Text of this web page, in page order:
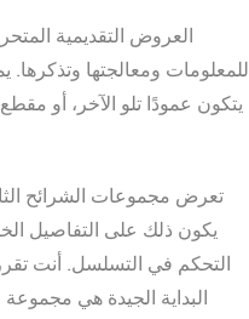
العروض التقديمية
للمعلومات ومعالجتها
يتكون عمودًا تلو الآخر، أو
تعرض مجموعات الشرائح
يكون ذلك على التفاصيل
التحكم في التسلسل. أنت
البداية الجيدة هي